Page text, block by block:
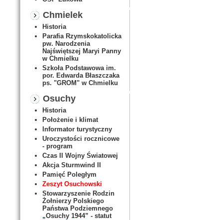
Chmielek
Historia
Parafia Rzymskokatolicka
pw. Narodzenia
Najświętszej Maryi Panny
w Chmielku
Szkoła Podstawowa im.
por. Edwarda Błaszczaka
ps. "GROM" w Chmielku
Osuchy
Historia
Położenie i klimat
Informator turystyczny
Uroczystości rocznicowe
- program
Czas II Wojny Światowej
Akcja Sturmwind II
Pamięć Poległym
Zeszyt Osuchowski
Stowarzyszenie Rodzin
Żołnierzy Polskiego
Państwa Podziemnego
„Osuchy 1944” - statut